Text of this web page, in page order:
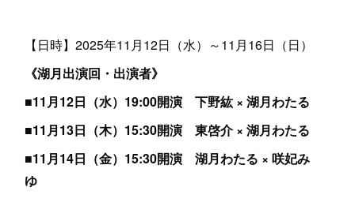
【日時】2025年11月12日（水）～11月16日（日）
《湖月出演回・出演者》
■11月12日（水）19:00開演 下野紘 × 湖月わたる
■11月13日（木）15:30開演 東啓介 × 湖月わたる
■11月14日（金）15:30開演 湖月わたる × 咲妃み
ゆ